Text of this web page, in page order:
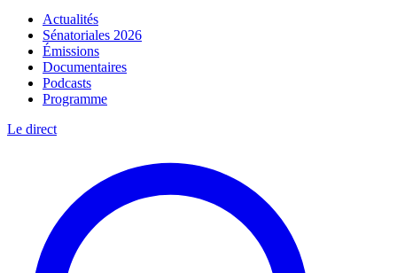
Actualités
Sénatoriales 2026
Émissions
Documentaires
Podcasts
Programme
Le direct